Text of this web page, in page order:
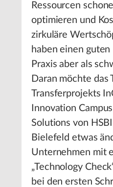
Ressourcen
optimieren und
zirkuläre
haben einen
Praxis aber als
Daran möchte das
Transferprojekts
Innovation
Solutions von
Bielefeld etwas
Unternehmen mit
„Technology
bei den ersten